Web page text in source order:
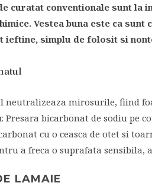
curatat conventionale sunt la
Vestea buna este ca
ieftine, simplu de folosit si
neutralizeaza mirosurile, fiind
Presara bicarbonat de sodiu pe
cu o ceasca de otet si
a freca o suprafata sensibila,
LAMAIE